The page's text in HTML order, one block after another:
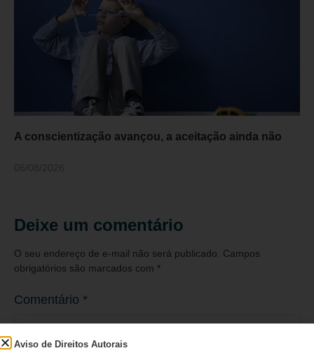
A conscientização avançou, a aceitação ainda não
Deixe um comentário
O seu endereço de e-mail não será publicado.
Campos
obrigatórios são marcados com *
Comentário *
Aviso de Direitos Autorais